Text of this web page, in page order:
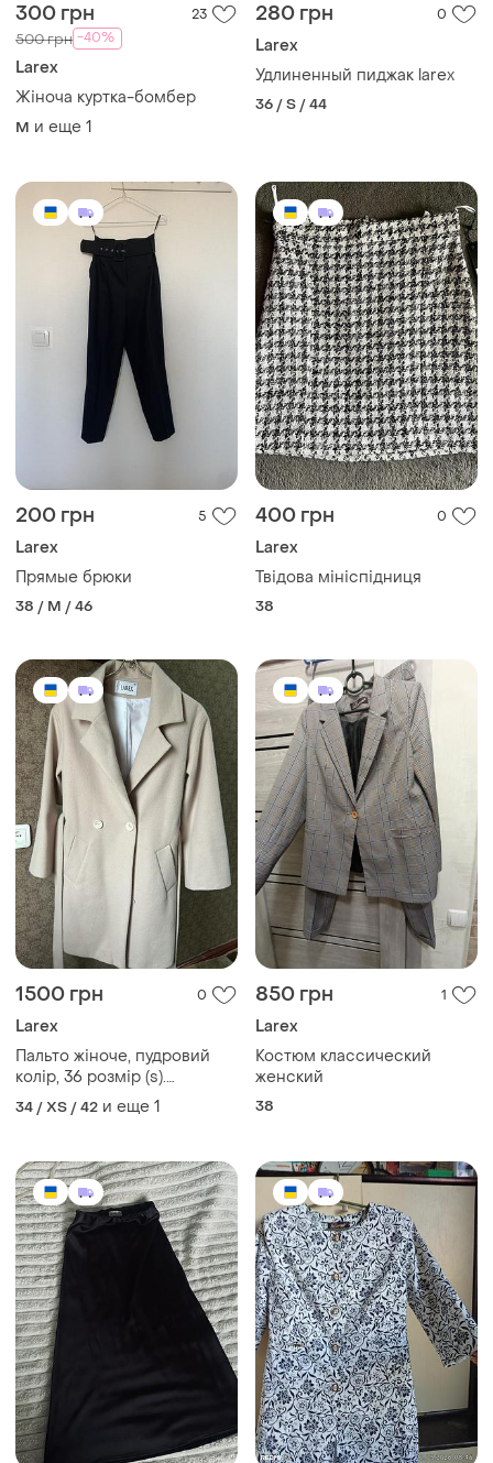
300 грн 23
500 грн -40%
Larex
Жіноча куртка-бомбер
M и еще 1
280 грн 0
Larex
Удлиненный пиджак larex
36 / S / 44
200 грн 5
Larex
Прямые брюки
38 / M / 46
400 грн 0
Larex
Твідова мініспідниця
38
1500 грн 0
Larex
Пальто жіноче, пудровий
колір, 36 розмір (s).
український бренд «larex» ,
тканина суміш вовни
34 / XS / 42 и еще 1
850 грн 1
Larex
Костюм классический
женский
38